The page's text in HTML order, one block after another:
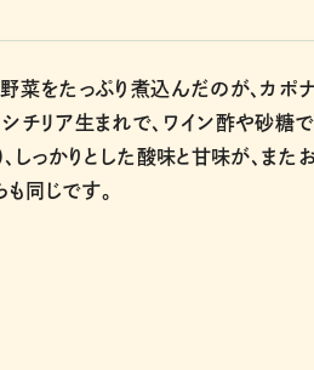
菜をたっぷり煮込んだのが、カポ
シチリア生まれで、ワイン酢や砂糖
しっかりとした酸味と甘味が、また
同じです。